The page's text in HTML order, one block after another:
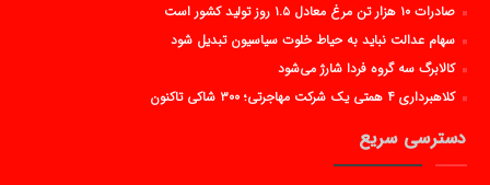
صادرات ۱۰ هزار تن مرغ معادل ۱.۵ روز تولید کشور است
سهام عدالت نباید به حیاط خلوت سیاسیون تبدیل شود
کالابرگ سه گروه فردا شارژ می‌شود
کلاهبرداری ۴ همتی یک شرکت مهاجرتی؛ ۳۰۰ شاکی تاکنون
دسترسی سریع